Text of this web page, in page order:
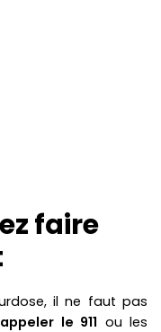
faire
il ne faut pas
appeler le 911 ou les